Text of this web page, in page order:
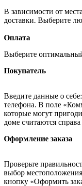
В зависимости от
доставки. Выберите
Оплата
Выберите
Покупатель
Введите данные о
телефона. В поле
которые могут
доме считаются
Оформление заказа
Проверьте
выбор
кнопку «Оформить